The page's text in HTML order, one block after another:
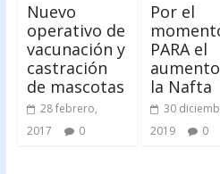
Nuevo
operativo de
vacunación y
castración
de mascotas
28 febrero,
2017
0
Por el
PARA el
la Nafta
30
2019
0